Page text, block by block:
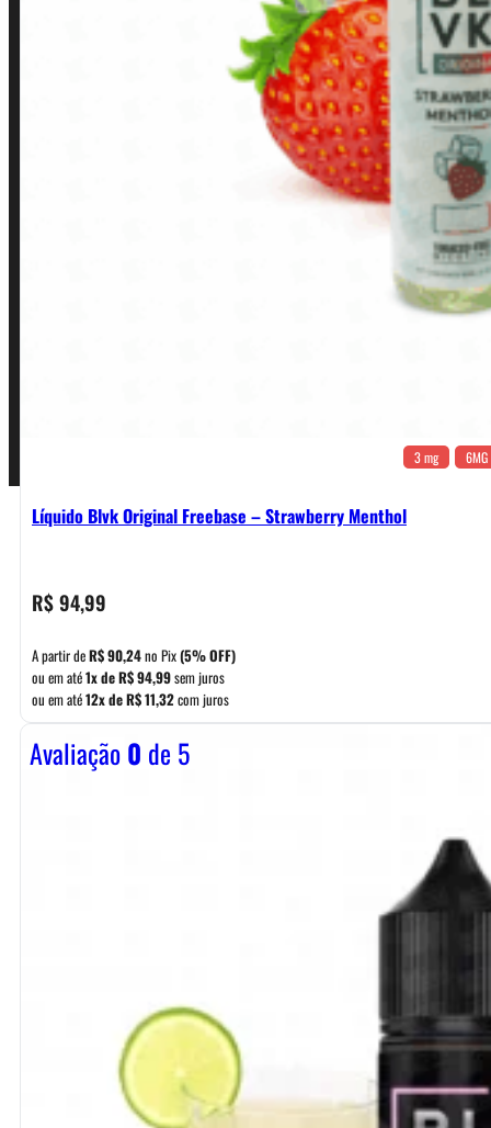
3 mg 6MG
Líquido Blvk Original Freebase – Strawberry Menthol
R$94,99
A partir deR$90,24no Pix(5% OFF)
ou em até1x deR$94,99sem juros
ou em até12x deR$11,32com juros
Avaliação0 de 5
Política de Frete e Pagamento
Política de Garantia, Reembolso e Devolução